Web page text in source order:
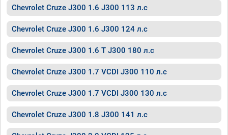
Chevrolet Cruze J300 1.6 J300 113 л.с
Chevrolet Cruze J300 1.6 J300 124 л.с
Chevrolet Cruze J300 1.6 T J300 180 л.с
Chevrolet Cruze J300 1.7 VCDI J300 110 л.с
Chevrolet Cruze J300 1.7 VCDI J300 130 л.с
Chevrolet Cruze J300 1.8 J300 141 л.с